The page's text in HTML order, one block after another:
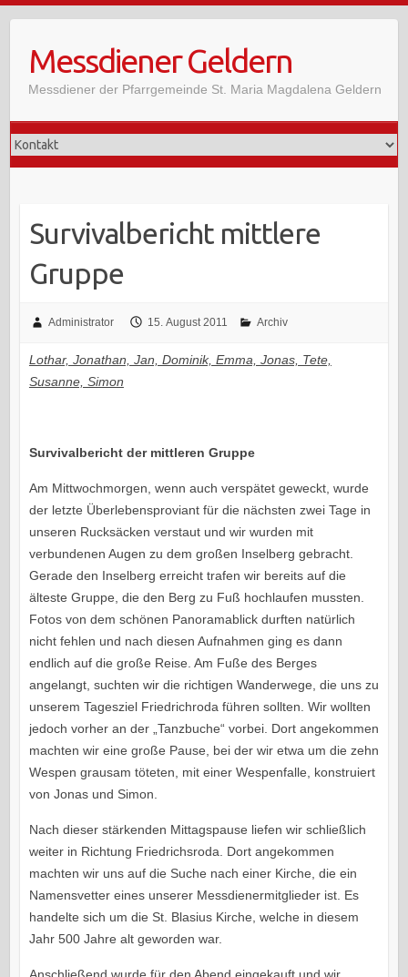
contentMessdiener Geldern
Messdiener der Pfarrgemeinde St. Maria Magdalena Geldern
Survivalbericht mittlere
Gruppe
Administrator 15. August 2011 Archiv
Lothar, Jonathan, Jan, Dominik, Emma, Jonas, Tete,
Susanne, Simon
Survivalbericht der mittleren Gruppe
Am Mittwochmorgen, wenn auch verspätet geweckt, wurde
der letzte Überlebensproviant für die nächsten zwei Tage in
unseren Rucksäcken verstaut und wir wurden mit
verbundenen Augen zu dem großen Inselberg gebracht.
Gerade den Inselberg erreicht trafen wir bereits auf die
älteste Gruppe, die den Berg zu Fuß hochlaufen mussten.
Fotos von dem schönen Panoramablick durften natürlich
nicht fehlen und nach diesen Aufnahmen ging es dann
endlich auf die große Reise. Am Fuße des Berges
angelangt, suchten wir die richtigen Wanderwege, die uns zu
unserem Tagesziel Friedrichroda führen sollten. Wir wollten
jedoch vorher an der „Tanzbuche“ vorbei. Dort angekommen
machten wir eine große Pause, bei der wir etwa um die zehn
Wespen grausam töteten, mit einer Wespenfalle, konstruiert
von Jonas und Simon.
Nach dieser stärkenden Mittagspause liefen wir schließlich
weiter in Richtung Friedrichsroda. Dort angekommen
machten wir uns auf die Suche nach einer Kirche, die ein
Namensvetter eines unserer Messdienermitglieder ist. Es
handelte sich um die St. Blasius Kirche, welche in diesem
Jahr 500 Jahre alt geworden war.